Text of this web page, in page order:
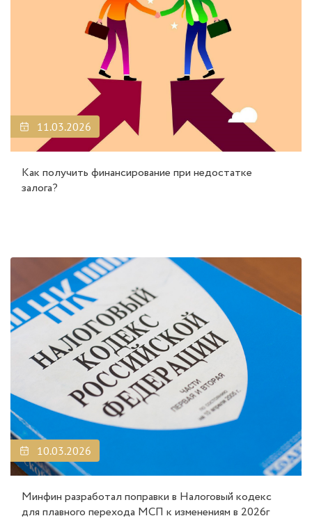
11.03.2026
Как получить финансирование при недостатке
залога?
10.03.2026
Минфин разработал поправки в Налоговый кодекс
для плавного перехода МСП к изменениям в 2026г